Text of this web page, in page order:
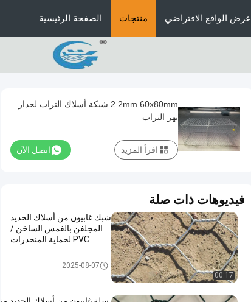
الصفحة الرئيسية منتجات عرض الواقع الافتراضي
2.2mm 60x80mm شبكة أسلاك التراب لجدار
نهر التراب
اتصل الآن اقرأ المزيد
فيديوهات ذات صلة
00:17
شبك غابيون من أسلاك الحديد
المجلفن بالغمس الساخن /
PVC لحماية المنحدرات
2025-08-07